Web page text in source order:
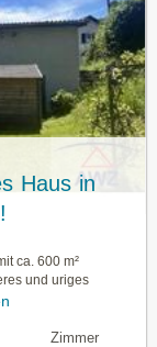
Haus in
ca. 600 m²
und uriges
Zimmer